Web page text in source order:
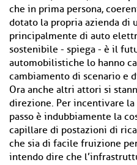
che in prima persona,
dotato la propria azienda di
principalmente di auto
sostenibile - spiega - è il
automobilistiche lo hanno
cambiamento di scenario e
Ora anche altri attori si
direzione. Per incentivare
passo è indubbiamente la
capillare di postazioni di
che sia di facile fruizione
intendo dire che